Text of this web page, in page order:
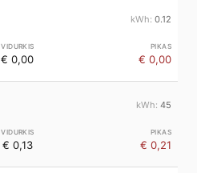
0.12
€ 0,00 € 0,00
45
€ 0,13 € 0,21